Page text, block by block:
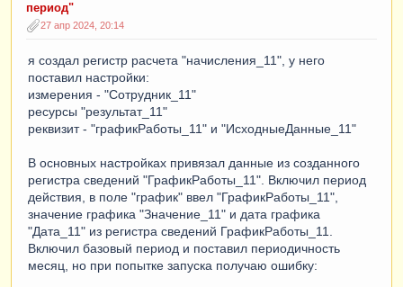
период"
27 апр 2024, 20:14
я создал регистр расчета "начисления_11", у него
поставил настройки:
измерения - "Сотрудник_11"
ресурсы "результат_11"
реквизит - "графикРаботы_11" и "ИсходныеДанные_11"
В основных настройках привязал данные из созданного
регистра сведений "ГрафикРаботы_11". Включил период
действия, в поле "график" ввел "ГрафикРаботы_11",
значение графика "Значение_11" и дата графика
"Дата_11" из регистра сведений ГрафикРаботы_11.
Включил базовый период и поставил периодичность
месяц, но при попытке запуска получаю ошибку: